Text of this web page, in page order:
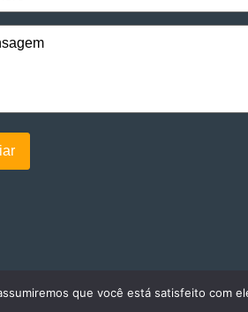
que você está satisfeito com